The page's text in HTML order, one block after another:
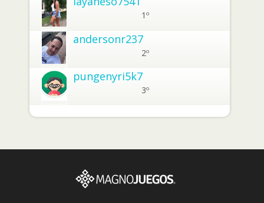
1º
andersonr237
2º
pungenyri5k7
3º